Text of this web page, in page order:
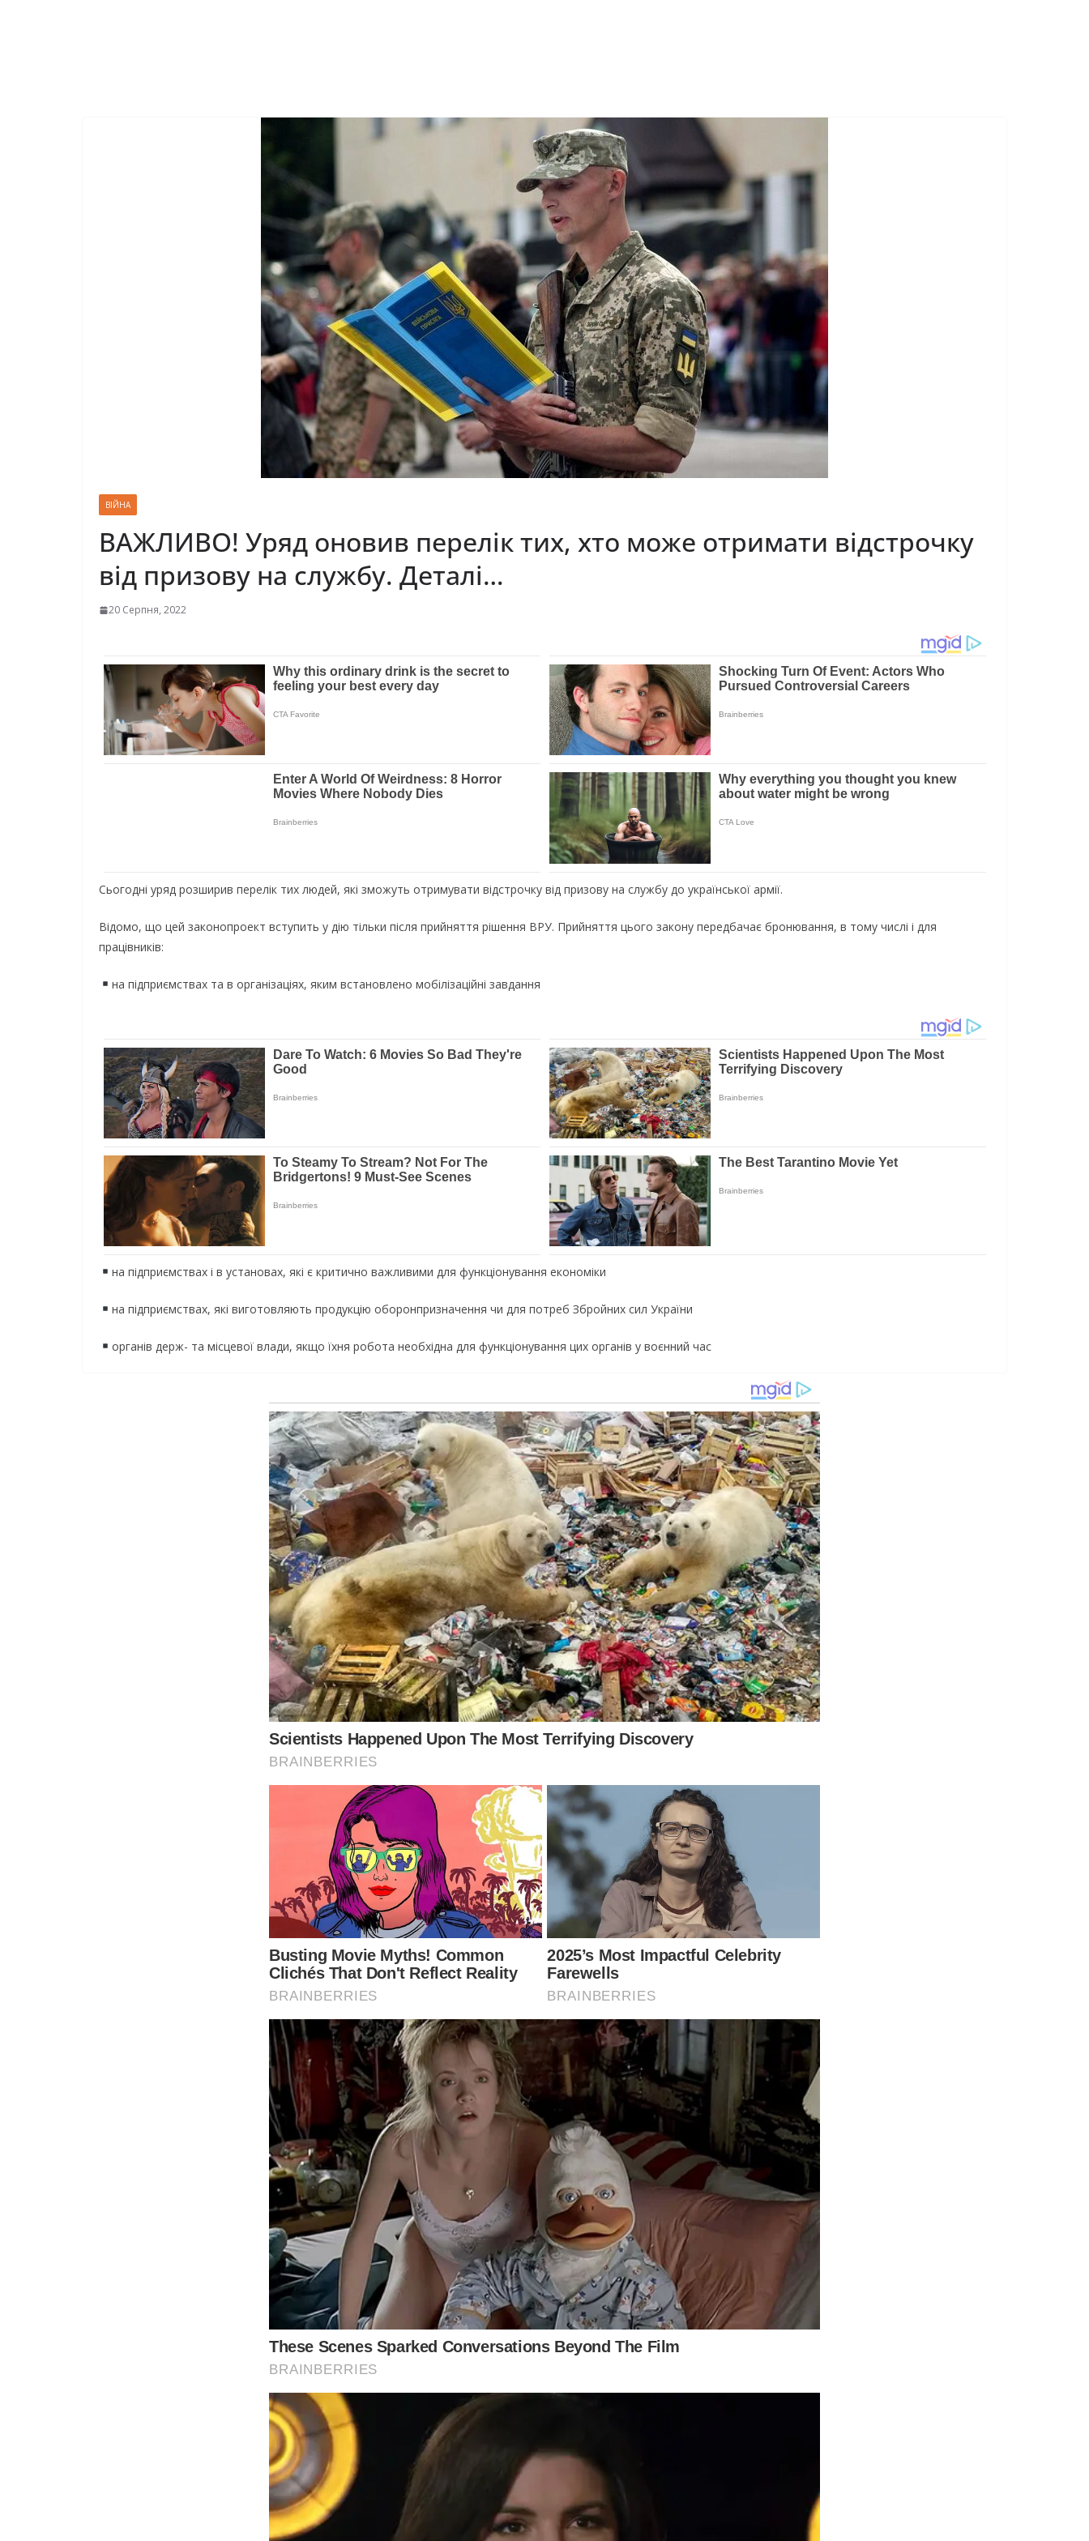
ВІЙНА
ВАЖЛИВО! Уряд оновив перелік тих, хто може отримати відстрочку
від призову на службу. Деталі…
20 Серпня, 2022
Сьогодні уряд розширив перелік тих людей, які зможуть отримувати відстрочку від призову на службу до української армії.
Відомо, що цей законопроект вступить у дію тільки після прийняття рішення ВРУ. Прийняття цього закону передбачає бронювання, в тому числі і для
працівників:
на підприємствах та в організаціях, яким встановлено мобілізаційні завдання
на підприємствах і в установах, які є критично важливими для функціонування економіки
на підприємствах, які виготовляють продукцію оборонпризначення чи для потреб Збройних сил України
органів держ- та місцевої влади, якщо їхня робота необхідна для функціонування цих органів у воєнний час